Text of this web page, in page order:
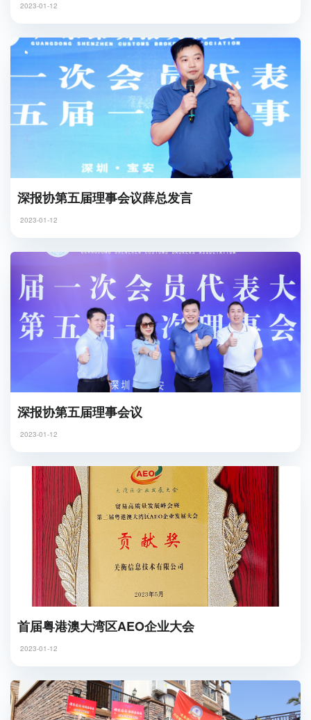
2023-01-12
深报协第五届理事会议薛总发言
2023-01-12
深报协第五届理事会议
2023-01-12
首届粤港澳大湾区AEO企业大会
2023-01-12